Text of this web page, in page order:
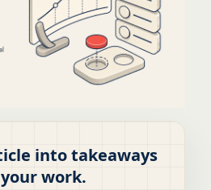
into takeaways
work.